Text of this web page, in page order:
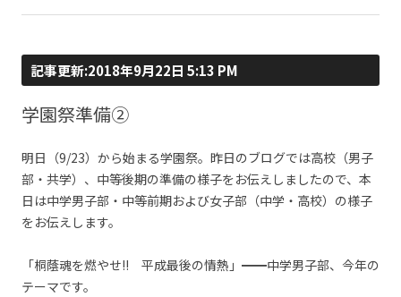
記事更新:2018年9月22日 5:13 PM
学園祭準備②
明日（9/23）から始まる学園祭。昨日のブログでは高校（男子
部・共学）、中等後期の準備の様子をお伝えしましたので、本
日は中学男子部・中等前期および女子部（中学・高校）の様子
をお伝えします。
「桐蔭魂を燃やせ!! 平成最後の情熱」━━中学男子部、今年の
テーマです。